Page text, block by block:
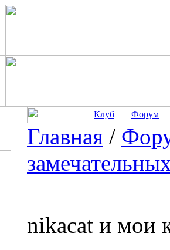
Клуб Форум
Главная /
nikacat и мои